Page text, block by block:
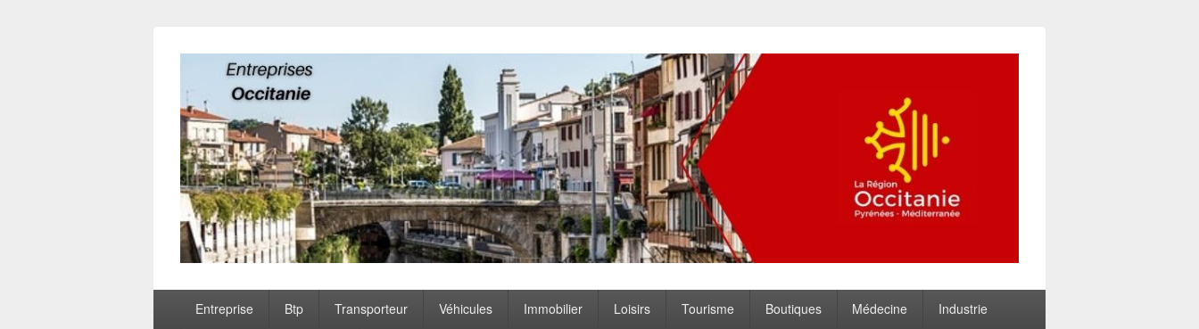
Entreprises Occitanie
principalEntreprise Btp Transporteur Véhicules Immobilier Loisirs Tourisme Boutiques Médecine Industrie